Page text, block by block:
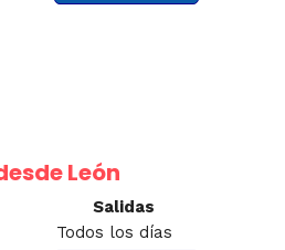
León
Salidas
Todos los días